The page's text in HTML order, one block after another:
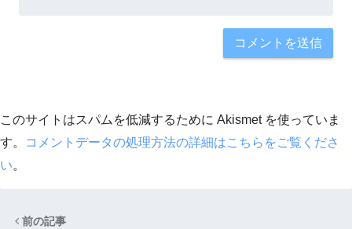
このサイトはスパムを低減するために Akismet を使っていま
す。
コメントデータの処理方法の詳細はこちらをご覧くださ
い。
前の記事